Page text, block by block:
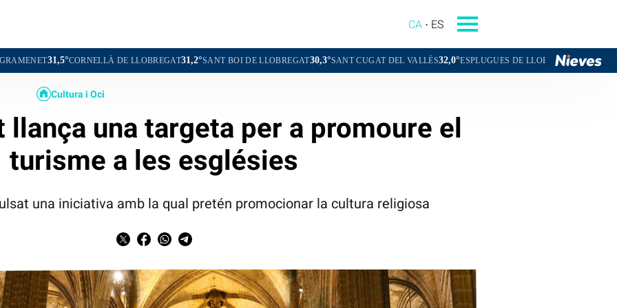
CA ES
CORNELLÀ DE LLOBREGAT31,2°SANT BOI DE LLOBREGAT30,3°SANT CUGAT DEL VALLÈS32,0°ESPLUGUES DE LLOBREGAT30,8°
Cultura i Oci
llança una targeta per a promoure el
turisme a les esglésies
una iniciativa amb la qual pretén promocionar la cultura religiosa